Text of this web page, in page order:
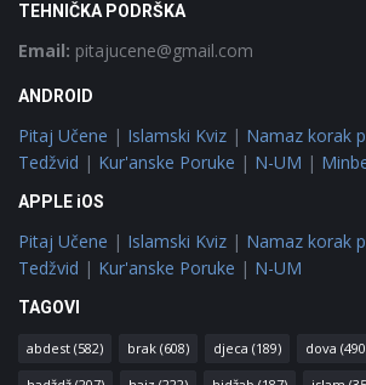
TEHNIČKA PODRŠKA
Email: pitajucene@gmail.com
ANDROID
Pitaj Učene | Islamski Kviz | Namaz korak
Tedžvid | Kur'anske Poruke | N-UM |
APPLE iOS
Pitaj Učene | Islamski Kviz | Namaz korak
Tedžvid | Kur'anske Poruke | N-UM
TAGOVI
abdest (582) brak (608) djeca (189) dova